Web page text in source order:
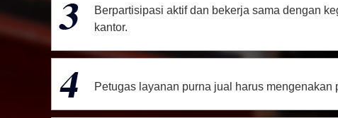
Berpartisipasi aktif dan bekerja sama dengan
kantor.
Petugas layanan purna jual harus